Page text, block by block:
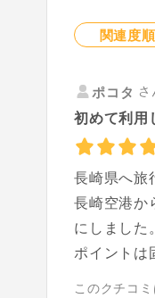
関連度順
ポコタ
初めて利用
長崎県へ旅
長崎空港か
にしました
ポイントは
このクチコ